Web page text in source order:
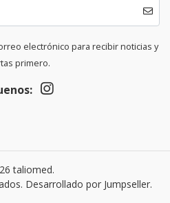
electrónico para recibir noticias y
primero.
taliomed.
Desarrollado por Jumpseller.